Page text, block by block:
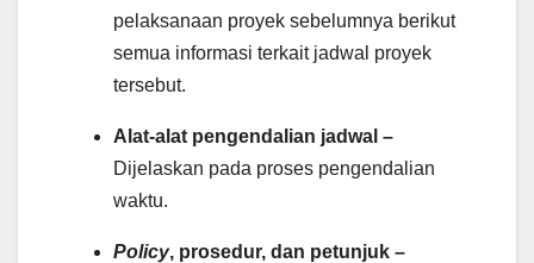
pelaksanaan proyek sebelumnya berikut
semua informasi terkait jadwal proyek
tersebut.
Alat-alat pengendalian jadwal –
Dijelaskan pada proses pengendalian
waktu.
Policy, prosedur, dan petunjuk –